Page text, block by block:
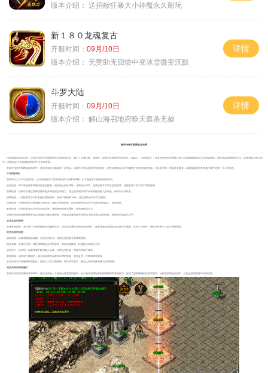
版本介绍： 送捐献狂暴大小神魔永久耐玩
新１８０龙魂复古
开服时间： 09月/10日
版本介绍： 无赞助无回馈中变冰雪微变沉默
详情
斗罗大陆
开服时间： 09月/10日
版本介绍： 解山海召地府唤天庭杀无赦
详情
新开传奇世界网站发布网
传奇游戏自推出以来，以其开放的世界观和多样化的角色设定，吸引了大量玩家。游戏中，玩家可以选择不同的职业，如战士、法师和道士，各具特色的职业系统让每个玩家都能找到自己的游戏风格。传奇游戏强调团队合作，玩家需要与他人协
作，才能在这个充满挑战的世界中生存和发展。
在新开传奇世界网站发布网中，角色扮演的元素被进一步强化。玩家不仅可以选择不同的职业，还可以根据自己的兴趣进行角色的深度定制。无论是外观、技能还是装备，玩家都能通过多种途径来打造独一无二的角色。
5大技能系统
游戏中引入了5大技能系统，这为玩家提供了更丰富的战斗选择和策略。以下是这五大技能系统的简介
攻击技能：每个职业都有其独特的攻击技能，例如战士的狂风斩，法师的火球术。这些技能不仅可以造成伤害，还能在战斗中产生不同的效果。
防御技能：玩家可以通过防御技能来提升角色的生存能力。道士的灵魂护盾可以有效抵挡敌人的攻击，保护自己和队友。
辅助技能：一些技能可以为队友提供增益效果，如治疗技能和 buffs，这在团队战斗中尤为重要。
控制技能：控制技能可以限制敌人的行动，使战斗更加多变。比如法师的冰冻术可以暂时冻结敌人，创造战机。
被动技能：这些技能在战斗中会自动生效，增强角色的基本属性，提高整体战斗力。
这种多样化的技能系统不仅让每场战斗都充满变数，还鼓励玩家根据不同的战斗情况灵活运用技能，展现自己的战术水平。
攻沙奖励的诱惑
在传奇游戏中，攻沙是一个极具挑战和乐趣的玩法。攻沙活动通常在特定时间进行，玩家需要组成团队攻占敌方的城池。在这个过程中，团队协作和个人能力同样重要。
攻沙活动的流程
组队准备：玩家需要提前组建一支强大的队伍，选择合适的职业和技能搭配。
战斗策略：在攻沙之前，团队需要制定合理的战术，包括进攻路线、技能配合和角色分工。
战斗进行：攻沙时，玩家需要不断与敌人交战，合理运用技能，争取尽快攻占城池。
获得奖励：成功攻占城池后，参与的玩家可以获得丰厚的奖励，包括金币、经验和稀有装备。
攻沙活动不仅考验团队的配合，更是个人实力的展现。每次成功攻沙，都会让玩家感受到极大的成就感。
迷失传奇的神秘魅力
在新开传奇世界网站发布网中，迷失传奇是一个备受玩家喜爱的版本。这个版本强调玩家的探索精神和冒险能力，提供了更多隐藏的任务和副本。玩家在探索的过程中，往往会发现意想不到的惊喜。